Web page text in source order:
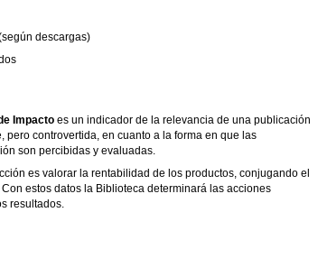
descargas)
Impacto es un indicador de la relevancia de una publicación
pero controvertida, en cuanto a la forma en que las
son percibidas y evaluadas.
es valorar la rentabilidad de los productos, conjugando el
estos datos la Biblioteca determinará las acciones
resultados.